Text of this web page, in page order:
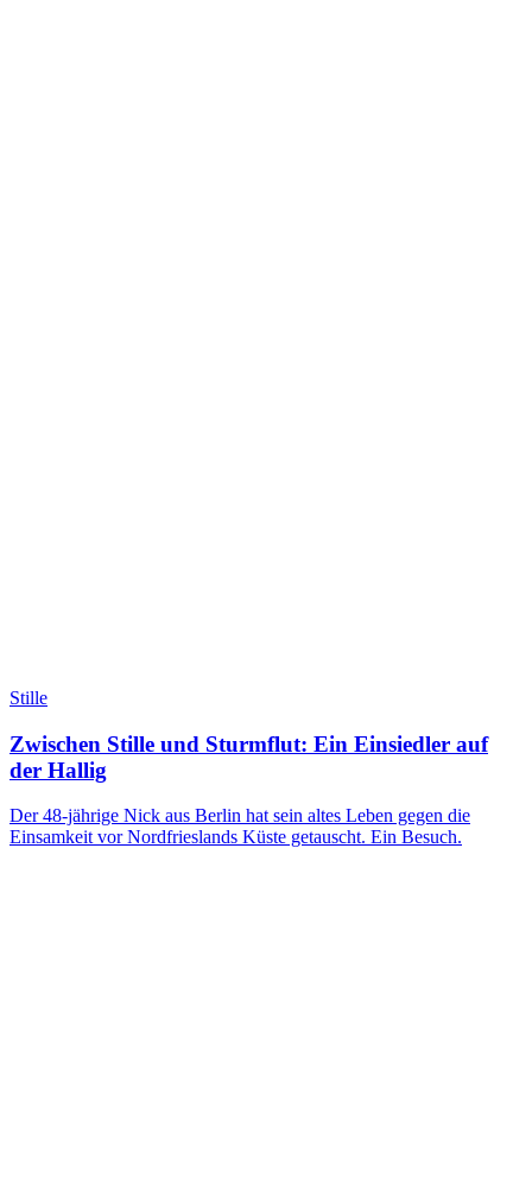
Stille
Zwischen Stille und Sturmflut: Ein Einsiedler auf
der Hallig
Der 48-jährige Nick aus Berlin hat sein altes Leben gegen die
Einsamkeit vor Nordfrieslands Küste getauscht. Ein Besuch.